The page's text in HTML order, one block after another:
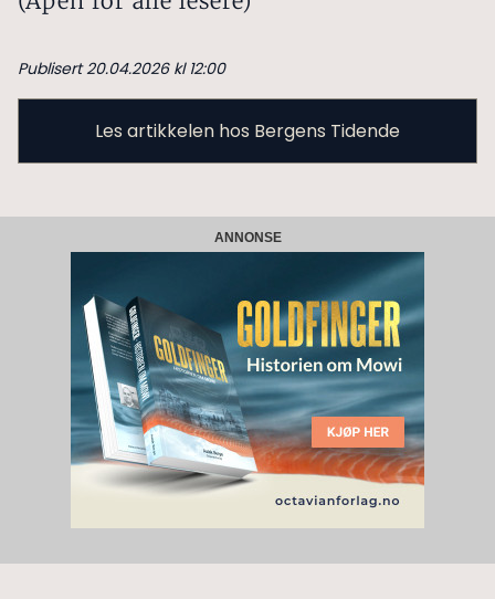
Publisert 20.04.2026 kl 12:00
Les artikkelen hos Bergens Tidende
ANNONSE